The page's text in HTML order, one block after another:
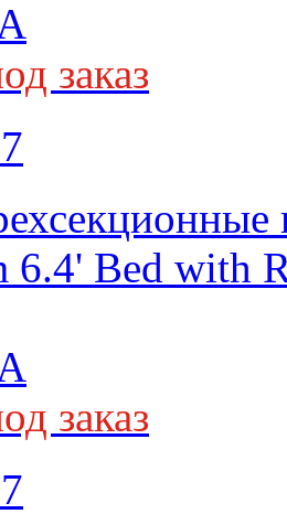
заказ
6.4' Bed with
заказ